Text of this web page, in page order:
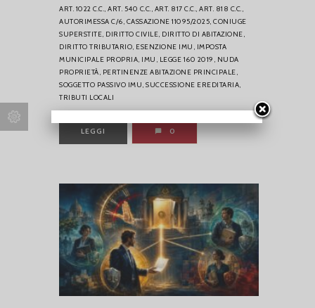
ART. 1022 C.C., ART. 540 C.C., ART. 817 C.C., ART. 818 C.C.,
AUTORIMESSA C/6, CASSAZIONE 11095/2025, CONIUGE
SUPERSTITE, DIRITTO CIVILE, DIRITTO DI ABITAZIONE,
DIRITTO TRIBUTARIO, ESENZIONE IMU, IMPOSTA
MUNICIPALE PROPRIA, IMU, LEGGE 160 2019, NUDA
PROPRIETÀ, PERTINENZE ABITAZIONE PRINCIPALE,
SOGGETTO PASSIVO IMU, SUCCESSIONE EREDITARIA,
TRIBUTI LOCALI
LEGGI 0